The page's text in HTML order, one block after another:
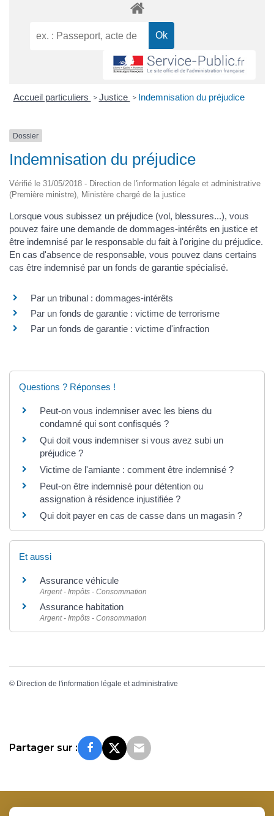
Accueil particuliers > Justice > Indemnisation du préjudice
Dossier
Indemnisation du préjudice
Vérifié le 31/05/2018 - Direction de l'information légale et administrative
(Première ministre), Ministère chargé de la justice
Lorsque vous subissez un préjudice (vol, blessures...), vous
pouvez faire une demande de dommages-intérêts en justice et
être indemnisé par le responsable du fait à l'origine du préjudice.
En cas d'absence de responsable, vous pouvez dans certains
cas être indemnisé par un fonds de garantie spécialisé.
Par un tribunal : dommages-intérêts
Par un fonds de garantie : victime de terrorisme
Par un fonds de garantie : victime d'infraction
Questions ? Réponses !
Peut-on vous indemniser avec les biens du
condamné qui sont confisqués ?
Qui doit vous indemniser si vous avez subi un
préjudice ?
Victime de l'amiante : comment être indemnisé ?
Peut-on être indemnisé pour détention ou
assignation à résidence injustifiée ?
Qui doit payer en cas de casse dans un magasin ?
Et aussi
Assurance véhicule
Argent - Impôts - Consommation
Assurance habitation
Argent - Impôts - Consommation
© Direction de l'information légale et administrative
Partager sur :